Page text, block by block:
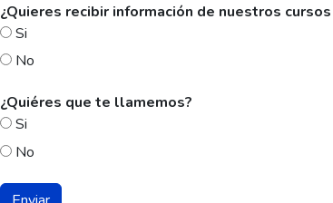
¿Quieres recibir información de nuestros
Si
No
¿Quiéres que te llamemos?
Si
No